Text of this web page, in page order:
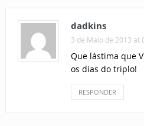
dadkins
3 de Maio de 2013 at
Que lástima que
os dias do triplo!
RESPONDER